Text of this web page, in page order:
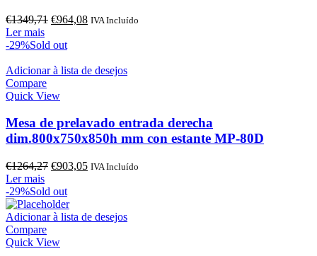
€1349,71 O
original
€1349,71.
€964,08O
€964,08.
IVA Incluído
Ler mais
-29%Sold out
Adicionar à lista de desejos
Compare
Quick View
Mesa de prelavado entrada derecha
dim.800x750x850h mm con estante MP-80D
€1264,27 O
original
era:
€1264,27.
€903,05O
€903,05.
IVA Incluído
Ler mais
-29%Sold out
Adicionar à lista de desejos
Compare
Quick View